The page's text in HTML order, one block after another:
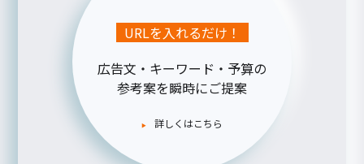
URLを入れるだけ！
広告文・キーワード・予算の
参考案を瞬時にご提案
詳しくはこちら